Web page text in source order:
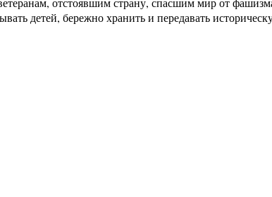
детей, бережно хранить и передавать